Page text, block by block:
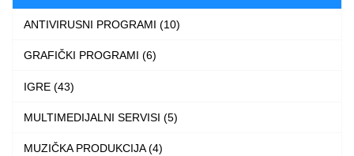
ANTIVIRUSNI PROGRAMI (10)
GRAFIČKI PROGRAMI (6)
IGRE (43)
MULTIMEDIJALNI SERVISI (5)
MUZIČKA PRODUKCIJA (4)